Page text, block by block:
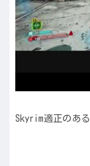
Skyrim適正のあ